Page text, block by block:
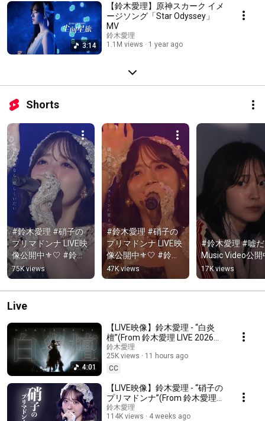
3:14
【鈴木愛理】原神スカーク イメ
ージソング「Star Odyssey」
MV
鈴木愛理
1.1M views
1 year ago
Shorts
#鈴木愛理 #硝子の
プリマドンナ LIVE映
像公開中⚜️🤍 #鈴木
愛理LIVE2026 #バイ
アスバイアス
75K views
#鈴木愛理 #硝子の
プリマドンナ LIVE映
像公開中⚜️🤍 #鈴木
愛理LIVE2026 #バイ
アスバイアス
47K views
#鈴木愛理 #嘘
Music Video公
17K views
Live
4:01
【LIVE映像】鈴木愛理 - “白炎
檀”(From 鈴木愛理 LIVE 2026
llBias by usll)
鈴木愛理
25K views
11 hours ago
CC
【LIVE映像】鈴木愛理 - “硝子の
プリマドンナ”(From 鈴木愛理
LIVE 2026 ll:Bias by us:ll)
鈴木愛理
114K views
4 weeks ago